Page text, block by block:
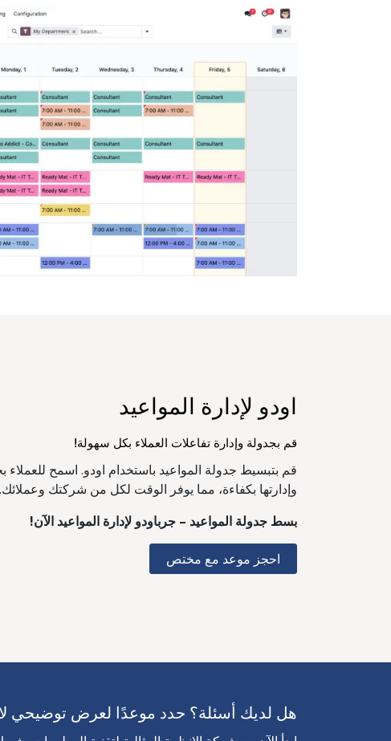
اودو لإدارة المواعيد
قم بجدولة وإدارة تفاعلات العملاء بكل سهولة!
قم بتبسيط جدولة المواعيد باستخدام اودو. اسمح للعملاء
وإدارتها بكفاءة، مما يوفر الوقت لكل من شركتك وعملائك.
بسط جدولة المواعيد – جرباودو لإدارة المواعيد الآن!
احجز موعد مع مختص
هل لديك أسئلة؟ حدد موعدًا لعرض توضيحي